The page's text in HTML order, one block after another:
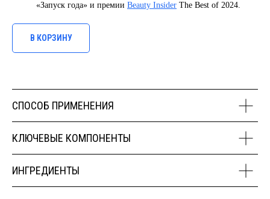
«Запуск года» и премии Beauty Insider The Best of 2024.
В КОРЗИНУ
СПОСОБ ПРИМЕНЕНИЯ
КЛЮЧЕВЫЕ КОМПОНЕНТЫ
ИНГРЕДИЕНТЫ